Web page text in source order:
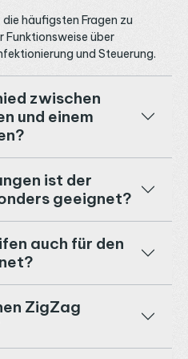
häufigsten Fragen zu
Funktionsweise über
und Steuerung.
zwischen
und einem
ist der
geeignet?
auch für den
ZigZag